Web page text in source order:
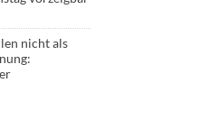
nicht als